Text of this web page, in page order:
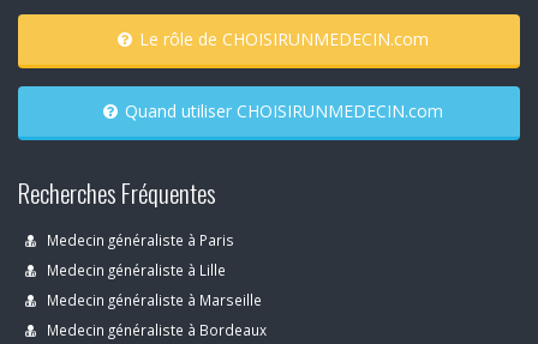
Le rôle de CHOISIRUNMEDECIN.com
Quand utiliser CHOISIRUNMEDECIN.com
Recherches Fréquentes
Medecin généraliste à Paris
Medecin généraliste à Lille
Medecin généraliste à Marseille
Medecin généraliste à Bordeaux